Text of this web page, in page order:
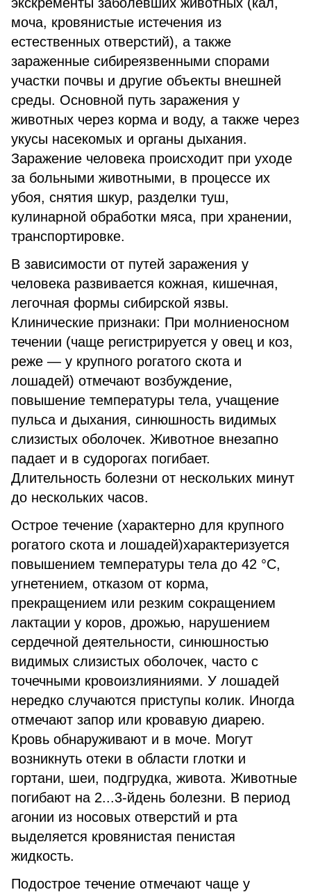
моча, кровянистые истечения из
естественных отверстий), а также
зараженные сибиреязвенными спорами
участки почвы и другие объекты внешней
среды. Основной путь заражения у
животных через корма и воду, а также через
укусы насекомых и органы дыхания.
Заражение человека происходит при уходе
за больными животными, в процессе их
убоя, снятия шкур, разделки туш,
кулинарной обработки мяса, при хранении,
транспортировке.
В зависимости от путей заражения у
человека развивается кожная, кишечная,
легочная формы сибирской язвы.
Клинические признаки: При молниеносном
течении (чаще регистрируется у овец и коз,
реже — у крупного рогатого скота и
лошадей) отмечают возбуждение,
повышение температуры тела, учащение
пульса и дыхания, синюшность видимых
слизистых оболочек. Животное внезапно
падает и в судорогах погибает.
Длительность болезни от нескольких минут
до нескольких часов.
Острое течение (характерно для крупного
рогатого скота и лошадей)характеризуется
повышением температуры тела до 42 °С,
угнетением, отказом от корма,
прекращением или резким сокращением
лактации у коров, дрожью, нарушением
сердечной деятельности, синюшностью
видимых слизистых оболочек, часто с
точечными кровоизлияниями. У лошадей
нередко случаются приступы колик. Иногда
отмечают запор или кровавую диарею.
Кровь обнаруживают и в моче. Могут
возникнуть отеки в области глотки и
гортани, шеи, подгрудка, живота. Животные
погибают на 2...3-йдень болезни. В период
агонии из носовых отверстий и рта
выделяется кровянистая пенистая
жидкость.
Подострое течение отмечают чаще у